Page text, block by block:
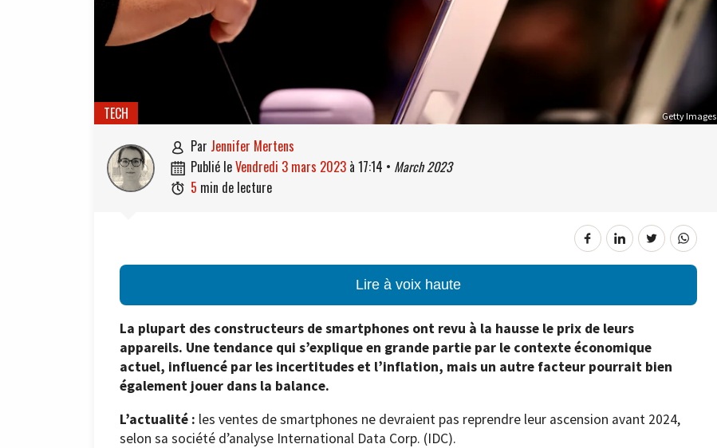
Getty Images
TECH
 par Jennifer Mertens
 publié le vendredi 3 mars 2023 à 17:14 • March 2023
 5 min de lecture
Lire à voix haute
La plupart des constructeurs de smartphones ont revu à la hausse le prix de leurs
appareils. Une tendance qui s’explique en grande partie par le contexte économique
actuel, influencé par les incertitudes et l’inflation, mais un autre facteur pourrait bien
également jouer dans la balance.
L’actualité : les ventes de smartphones ne devraient pas reprendre leur ascension avant 2024,
selon sa société d’analyse International Data Corp. (IDC).